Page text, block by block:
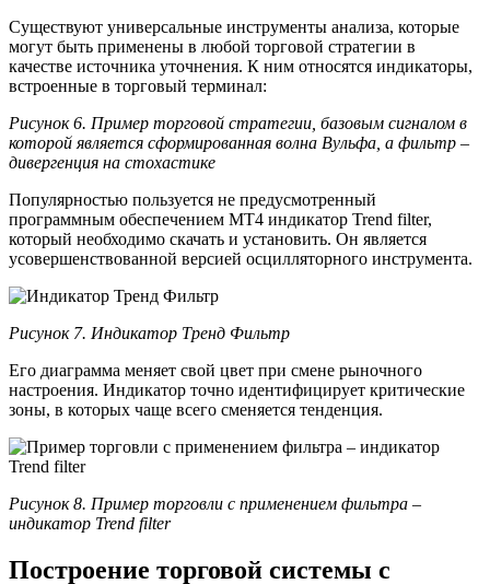
Существуют универсальные инструменты анализа, которые
могут быть применены в любой торговой стратегии в
качестве источника уточнения. К ним относятся индикаторы,
встроенные в торговый терминал:
Рисунок 6. Пример торговой стратегии, базовым сигналом в
которой является сформированная волна Вульфа, а фильтр –
дивергенция на стохастике
Популярностью пользуется не предусмотренный
программным обеспечением МТ4 индикатор Trend filter,
который необходимо скачать и установить. Он является
усовершенствованной версией осцилляторного инструмента.
Рисунок 7. Индикатор Тренд Фильтр
Его диаграмма меняет свой цвет при смене рыночного
настроения. Индикатор точно идентифицирует критические
зоны, в которых чаще всего сменяется тенденция.
Рисунок 8. Пример торговли с применением фильтра –
индикатор Trend filter
Построение торговой системы с